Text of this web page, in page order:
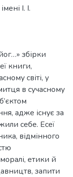
І. І.
збірки
книги,
світі, у
в сучасному
адже існує за
себе. Есеї
відмінного
етики й
запити